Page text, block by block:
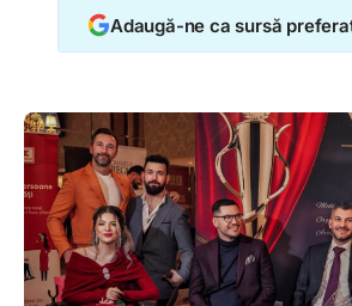
Adaugă-ne ca sursă